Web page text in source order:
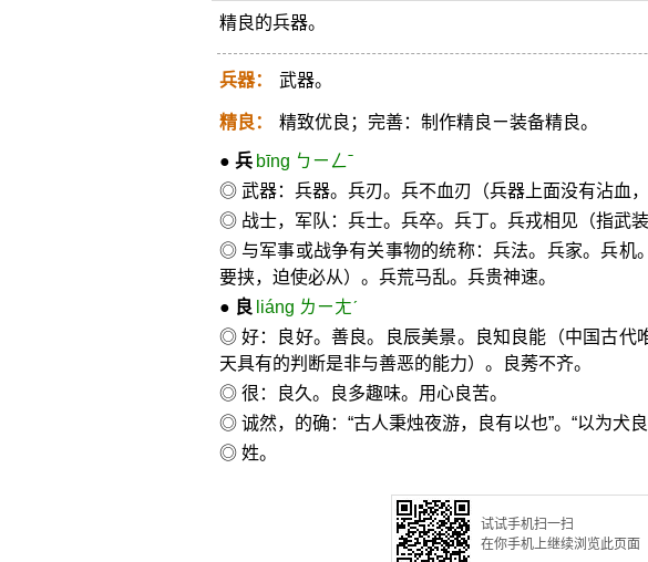
精良的兵器。
兵器： 武器。
精良： 精致优良；完善：制作精良ㄧ装备精良。
● 兵 bīng ㄅㄧㄥˉ
◎ 武器：兵器。兵刃。兵不血刃（兵器上面没有沾血
◎ 战士，军队：兵士。兵卒。兵丁。兵戎相见（指武装
◎ 与军事或战争有关事物的统称：兵法。兵家。兵机
要挟，迫使必从）。兵荒马乱。兵贵神速。
● 良 liáng ㄌㄧㄤˊ
◎ 好：良好。善良。良辰美景。良知良能（中国古代
天具有的判断是非与善恶的能力）。良莠不齐。
◎ 很：良久。良多趣味。用心良苦。
◎ 诚然，的确：“古人秉烛夜游，良有以也”。“以为犬良
◎ 姓。
试试手机扫一扫
在你手机上继续浏览此页面